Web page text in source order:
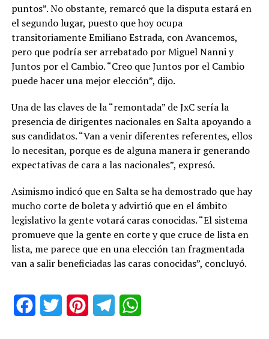
puntos”. No obstante, remarcó que la disputa estará en
el segundo lugar, puesto que hoy ocupa
transitoriamente Emiliano Estrada, con Avancemos,
pero que podría ser arrebatado por Miguel Nanni y
Juntos por el Cambio. “Creo que Juntos por el Cambio
puede hacer una mejor elección”, dijo.
Una de las claves de la “remontada” de JxC sería la
presencia de dirigentes nacionales en Salta apoyando a
sus candidatos. “Van a venir diferentes referentes, ellos
lo necesitan, porque es de alguna manera ir generando
expectativas de cara a las nacionales”, expresó.
Asimismo indicó que en Salta se ha demostrado que hay
mucho corte de boleta y advirtió que en el ámbito
legislativo la gente votará caras conocidas. “El sistema
promueve que la gente en corte y que cruce de lista en
lista, me parece que en una elección tan fragmentada
van a salir beneficiadas las caras conocidas”, concluyó.
FacebookTwitter PinterestTelegram